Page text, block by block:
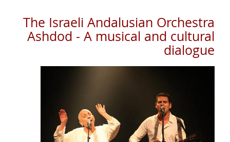
The Israeli Andalusian Orchestra
Ashdod - A musical and cultural
dialogue